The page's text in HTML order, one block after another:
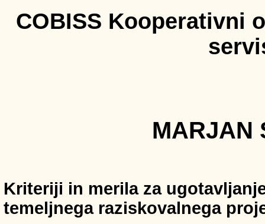
COBISS Kooperativni
MARJAN
Kriteriji in merila za
temeljnega raziskovalnega